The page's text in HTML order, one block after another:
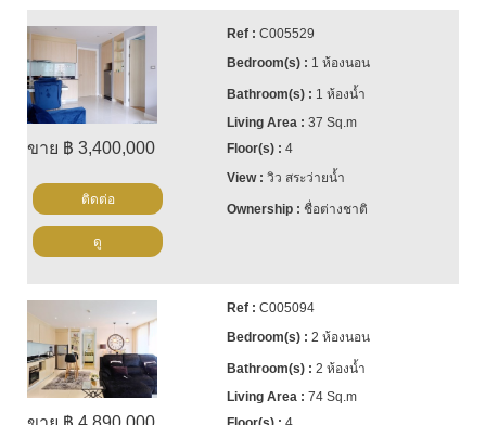
ขาย ฿ 3,400,000
C005529
1 ห้องนอน
1 ห้องน้ำ
37 Sq.m
4
วิว สระว่ายน้ำ
ชื่อต่างชาติ
ติดต่อ
ดู
C005094
2 ห้องนอน
2 ห้องน้ำ
74 Sq.m